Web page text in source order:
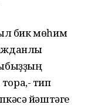
бик мөһим
тип
йәштәге